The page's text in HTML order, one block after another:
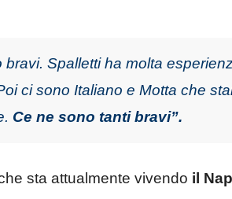
Spalletti ha molta
ci sono Italiano e Motta che
Ce ne sono tanti bravi”.
sta attualmente vivendo il